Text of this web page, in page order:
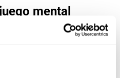
mental
mis habilidades
patrón de activación neuronal